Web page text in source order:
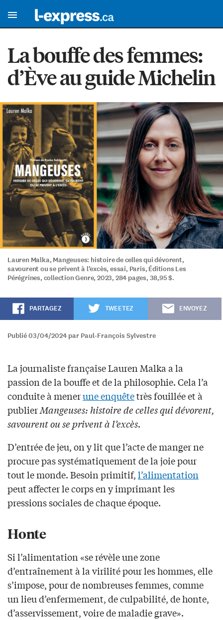
La bouffe des femmes:
d’Ève au guide Michelin
Lauren Malka, Mangeuses: histoire de celles qui dévorent,
savourent ou se privent à l’excès, essai, Paris, Éditions Les
Pérégrines, collection Genre, 2023, 284 pages, 38,95 $.
PARTAGEZ TWEETEZ ENVOYEZ
Publié 03/04/2024 par Paul-François Sylvestre
La journaliste française Lauren Malka a la
passion de la bouffe et de la philosophie. Cela l’a
conduite à menerune enquêtetrès fouillée et à
publierMangeuses: histoire de celles qui dévorent,
savourent ou se privent à l’excès.
D’entrée de jeu, on y lit que l’acte de manger ne
procure pas systématiquement de la joie pour
tout le monde. Besoin primitif,l’alimentation
peut affecter le corps en y imprimant les
pressions sociales de chaque époque.
Honte
Si l’alimentation «se révèle une zone
d’entraînement à la virilité pour les hommes, elle
s’impose, pour de nombreuses femmes, comme
un lieu d’enfermement, de culpabilité, de honte,
d’asservissement, voire de maladie grave».